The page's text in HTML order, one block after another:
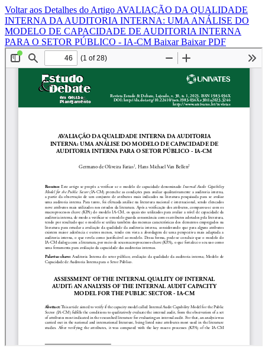
Voltar aos Detalhes do Artigo AVALIAÇÃO DA QUALIDADE
INTERNA DA AUDITORIA INTERNA: UMA ANÁLISE DO
MODELO DE CAPACIDADE DE AUDITORIA INTERNA
PARA O SETOR PÚBLICO - IA-CM BaixarBaixar PDF